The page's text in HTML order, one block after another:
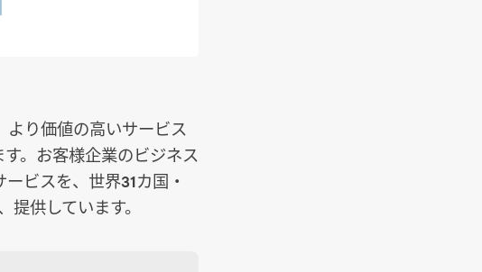
り価値の高いサービス
。お客様企業のビジネス
ビスを、世界31カ国・
供しています。